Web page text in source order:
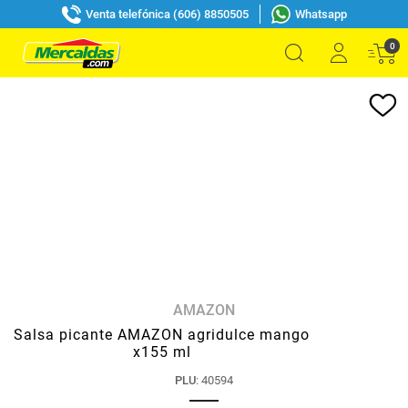
Venta telefónica (606) 8850505 Whatsapp
0
AMAZON
Salsa picante AMAZON agridulce mango
x155 ml
PLU: 40594